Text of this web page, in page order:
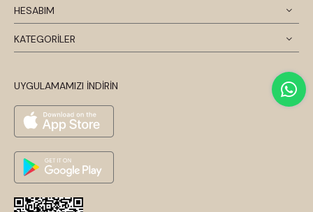
HESABIM
KATEGORİLER
UYGULAMAMIZI İNDİRİN